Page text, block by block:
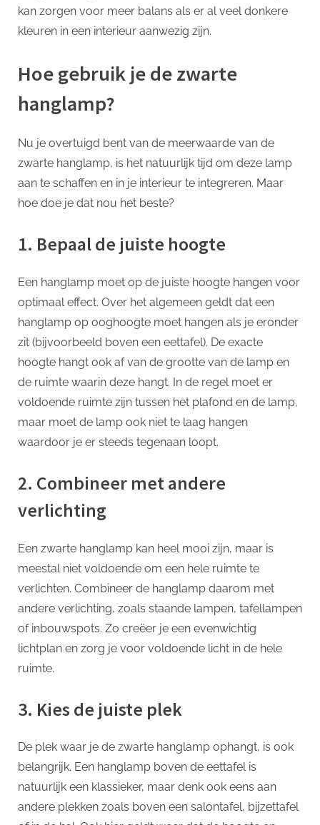
kan zorgen voor meer balans als er al veel donkere
kleuren in een interieur aanwezig zijn.
Hoe gebruik je de zwarte
hanglamp?
Nu je overtuigd bent van de meerwaarde van de
zwarte hanglamp, is het natuurlijk tijd om deze lamp
aan te schaffen en in je interieur te integreren. Maar
hoe doe je dat nou het beste?
1. Bepaal de juiste hoogte
Een hanglamp moet op de juiste hoogte hangen voor
optimaal effect. Over het algemeen geldt dat een
hanglamp op ooghoogte moet hangen als je eronder
zit (bijvoorbeeld boven een eettafel). De exacte
hoogte hangt ook af van de grootte van de lamp en
de ruimte waarin deze hangt. In de regel moet er
voldoende ruimte zijn tussen het plafond en de lamp,
maar moet de lamp ook niet te laag hangen
waardoor je er steeds tegenaan loopt.
2. Combineer met andere
verlichting
Een zwarte hanglamp kan heel mooi zijn, maar is
meestal niet voldoende om een hele ruimte te
verlichten. Combineer de hanglamp daarom met
andere verlichting, zoals staande lampen, tafellampen
of inbouwspots. Zo creëer je een evenwichtig
lichtplan en zorg je voor voldoende licht in de hele
ruimte.
3. Kies de juiste plek
De plek waar je de zwarte hanglamp ophangt, is ook
belangrijk. Een hanglamp boven de eettafel is
natuurlijk een klassieker, maar denk ook eens aan
andere plekken zoals boven een salontafel, bijzettafel